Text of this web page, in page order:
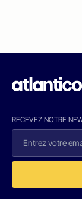
RECEVEZ NOTRE